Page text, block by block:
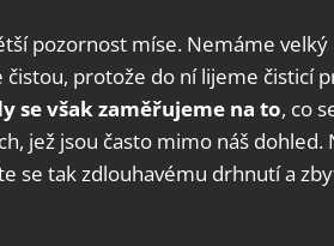
pozornost míse. Nemáme
protože do ní lijeme čisticí
se však zaměřujeme na to, co
jež jsou často mimo náš dohled.
se tak zdlouhavému drhnutí a